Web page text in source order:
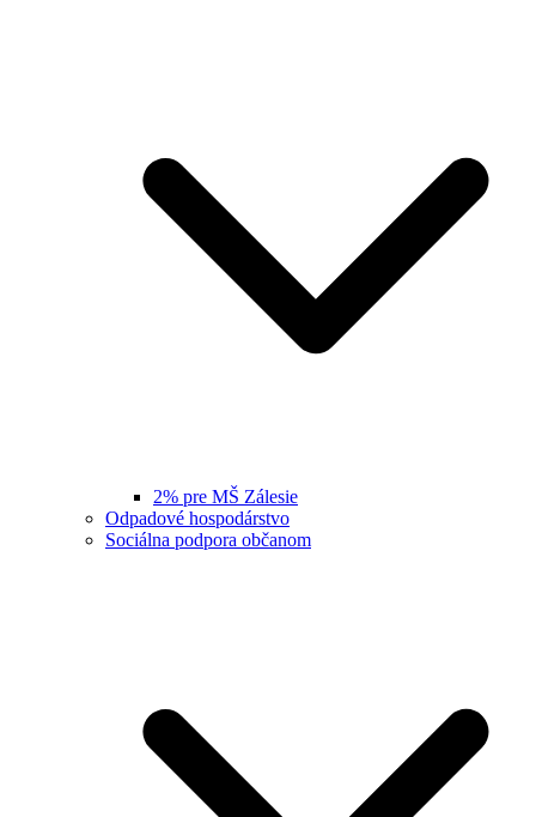
2% pre MŠ Zálesie
Odpadové hospodárstvo
Sociálna podpora občanom